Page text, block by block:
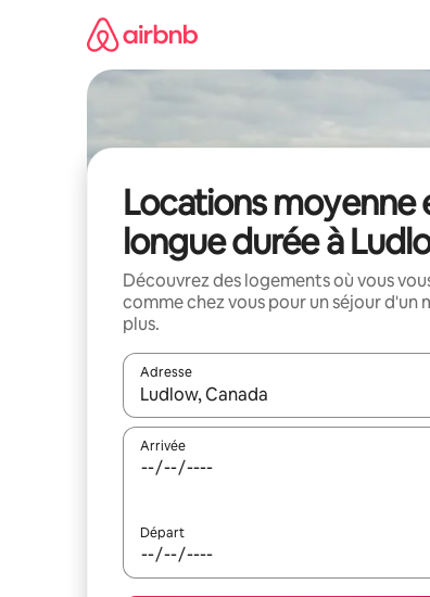
Locations moyenne
longue durée à
Découvrez des logements où vous
comme chez vous pour un séjour d'un
plus.
Adresse
Lorsque les résultats s'affichent, utilisez
Arrivée
Départ